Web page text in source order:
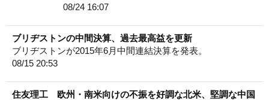
08/24 16:07
ブリヂストンの中間決算、過去最高益を更新
ブリヂストンが2015年6月中間連結決算を発表。
08/15 20:53
住友理工 欧州・南米向けの不振を好調な北米、堅調な中国